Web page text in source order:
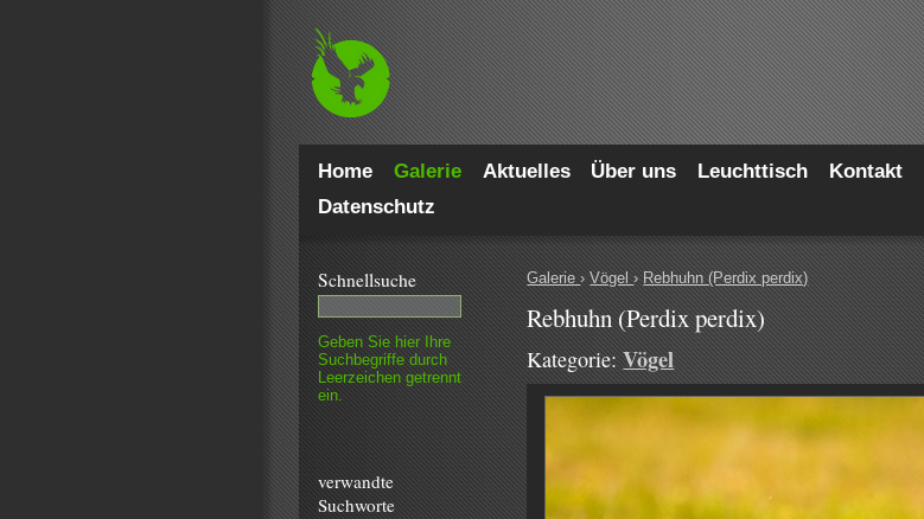
Home Galerie Aktuelles Über uns Leuchttisch Kontakt
Datenschutz
Schnell­suche
Geben Sie hier Ihre
Such­begriffe durch
Leer­zeichen getrennt
ein.
verwandte
Suchworte
Galerie›Vögel› Rebhuhn (Perdix perdix)
Rebhuhn (Perdix perdix)
Kategorie:Vögel